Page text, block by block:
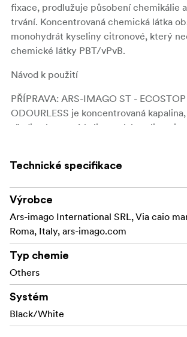
fixace, prodlužuje působení chemikálie
trvání. Koncentrovaná chemická látka
monohydrát kyseliny citronové, který
chemické látky PBT/vPvB.
Návod k použití
PŘÍPRAVA: ARS-IMAGO ST -
ODOURLESS je koncentrovaná
zředit, abyste získali roztok kyseliny
teplotním rozdílu maximálně 5 °C oproti
MÍCHÁNÍ: Míchejte nepřetržitě po
1000 ml
Technické specifikace
Výrobce
Ars-imago International SRL, Via caio
Roma, Italy, ars-imago.com
Typ chemie
Others
Systém
Black/White